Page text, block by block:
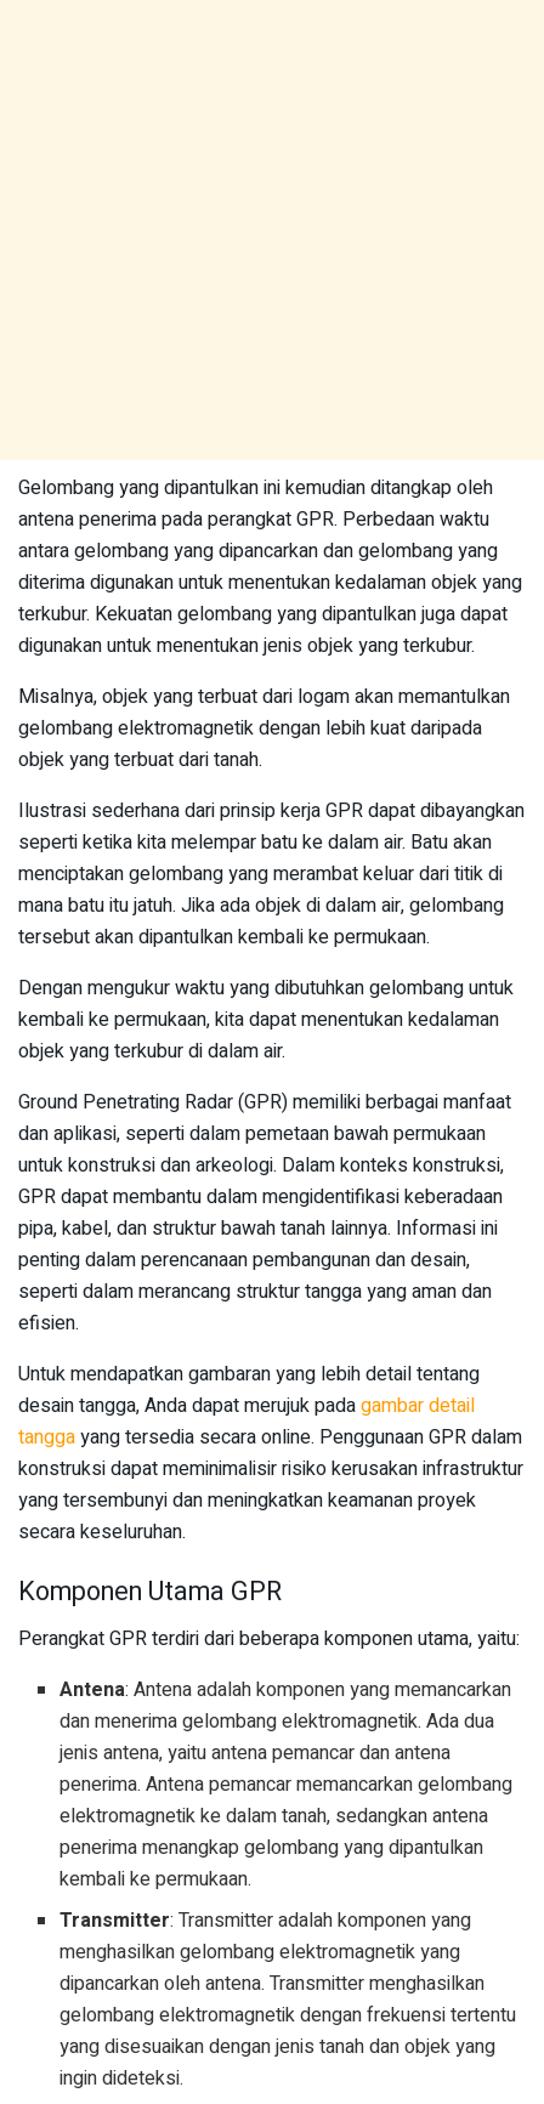
Gelombang yang dipantulkan ini kemudian ditangkap oleh
antena penerima pada perangkat GPR. Perbedaan waktu
antara gelombang yang dipancarkan dan gelombang yang
diterima digunakan untuk menentukan kedalaman objek yang
terkubur. Kekuatan gelombang yang dipantulkan juga dapat
digunakan untuk menentukan jenis objek yang terkubur.
Misalnya, objek yang terbuat dari logam akan memantulkan
gelombang elektromagnetik dengan lebih kuat daripada
objek yang terbuat dari tanah.
Ilustrasi sederhana dari prinsip kerja GPR dapat dibayangkan
seperti ketika kita melempar batu ke dalam air. Batu akan
menciptakan gelombang yang merambat keluar dari titik di
mana batu itu jatuh. Jika ada objek di dalam air, gelombang
tersebut akan dipantulkan kembali ke permukaan.
Dengan mengukur waktu yang dibutuhkan gelombang untuk
kembali ke permukaan, kita dapat menentukan kedalaman
objek yang terkubur di dalam air.
Ground Penetrating Radar (GPR) memiliki berbagai manfaat
dan aplikasi, seperti dalam pemetaan bawah permukaan
untuk konstruksi dan arkeologi. Dalam konteks konstruksi,
GPR dapat membantu dalam mengidentifikasi keberadaan
pipa, kabel, dan struktur bawah tanah lainnya. Informasi ini
penting dalam perencanaan pembangunan dan desain,
seperti dalam merancang struktur tangga yang aman dan
efisien.
Untuk mendapatkan gambaran yang lebih detail tentang
desain tangga, Anda dapat merujuk padagambar detail
tanggayang tersedia secara online. Penggunaan GPR dalam
konstruksi dapat meminimalisir risiko kerusakan infrastruktur
yang tersembunyi dan meningkatkan keamanan proyek
secara keseluruhan.
Komponen Utama GPR
Perangkat GPR terdiri dari beberapa komponen utama, yaitu:
Antena: Antena adalah komponen yang memancarkan
dan menerima gelombang elektromagnetik. Ada dua
jenis antena, yaitu antena pemancar dan antena
penerima. Antena pemancar memancarkan gelombang
elektromagnetik ke dalam tanah, sedangkan antena
penerima menangkap gelombang yang dipantulkan
kembali ke permukaan.
Transmitter: Transmitter adalah komponen yang
menghasilkan gelombang elektromagnetik yang
dipancarkan oleh antena. Transmitter menghasilkan
gelombang elektromagnetik dengan frekuensi tertentu
yang disesuaikan dengan jenis tanah dan objek yang
ingin dideteksi.